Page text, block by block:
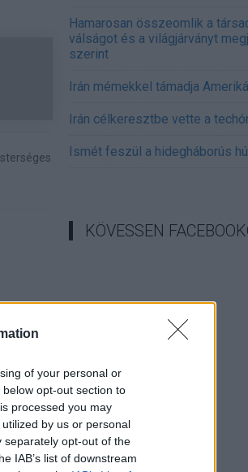
of your personal or
opt-out section to
processed you may
by us or personal
separately opt-out of the
IAB’s list of downstream
Hamarosan összeomlik a
válságot és a világjárványt
szerint
Irán mémekkel támadja
Irán célkeresztbe vette a
Ismét feszül a hidegháborús
KÖVESSEN